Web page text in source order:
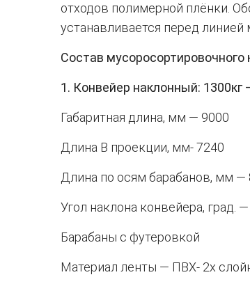
отходов полимерной плёнки.
устанавливается перед линией
Состав мусоросортировочного
1. Конвейер наклонный: 1300кг
Габаритная длина, мм — 9000
Длина В проекции, мм- 7240
Длина по осям барабанов, мм —
Угол наклона конвейера, град.
Барабаны с футеровкой
Материал ленты — ПВХ- 2х